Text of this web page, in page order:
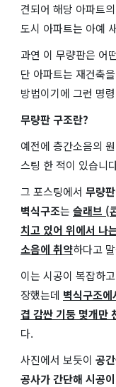
견되어 해당 아파트
도시 아파트는 아예
과연 이 무량판은 어
단 아파트는 재건축
방법이기에 그런 명
무량판 구조란?
예전에 층간소음의
스팅 한 적이 있습니
그 포스팅에서 무량판
벽식구조는 슬래브 (
치고 있어 위에서 나
소음에 취약하다고
이는 시공이 복잡하
장했는데 벽식구조
겹 감싼 기둥 몇개만
다.
사진에서 보듯이 공
공사가 간단해 시공